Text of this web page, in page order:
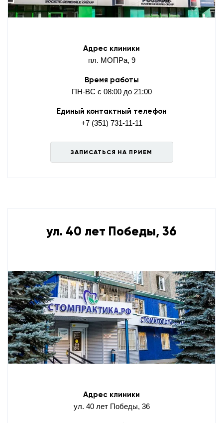
Адрес клиники
пл. МОПРа, 9
Время работы
ПН-ВС с 08:00 до 21:00
Единый контактный телефон
+7 (351) 731-11-11
ЗАПИСАТЬСЯ НА ПРИЕМ
ул. 40 лет Победы, 36
Адрес клиники
ул. 40 лет Победы, 36